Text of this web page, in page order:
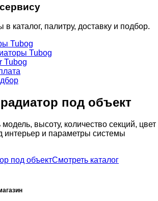
в каталог, палитру, доставку и подбор.
Tubog
Tubog
Tubog
под объект
высоту, количество секций, цвет
интерьер и параметры системы
под объектСмотреть каталог